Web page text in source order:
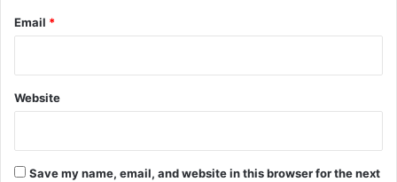
Email *
Website
Save my name, email, and website in this browser for the next